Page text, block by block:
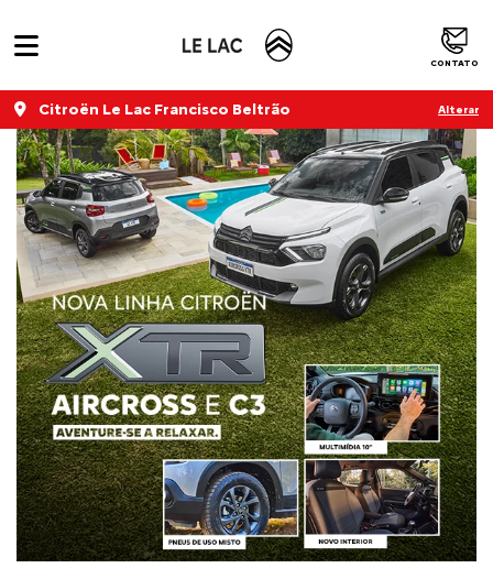
Home
CONTATO
Citroën Le Lac Francisco Beltrão Alterar